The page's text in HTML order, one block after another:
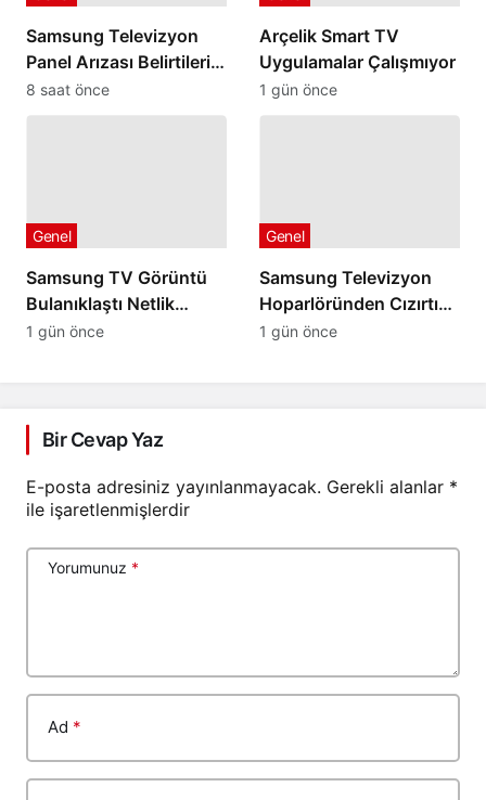
Samsung Televizyon
Panel Arızası Belirtileri
Nelerdir
8 saat önce
Arçelik Smart TV
Uygulamalar Çalışmıyor
1 gün önce
Samsung TV Görüntü
Bulanıklaştı Netlik
Ayarları İşe Yaramıyorsa
Genel
1 gün önce
Samsung Televizyon
Hoparlöründen Cızırtı
veya Patlama Sesi
Genel
1 gün önce
Bir Cevap Yaz
E-posta adresiniz yayınlanmayacak. Gerekli alanlar *
ile işaretlenmişlerdir
Yorumunuz *
Ad *